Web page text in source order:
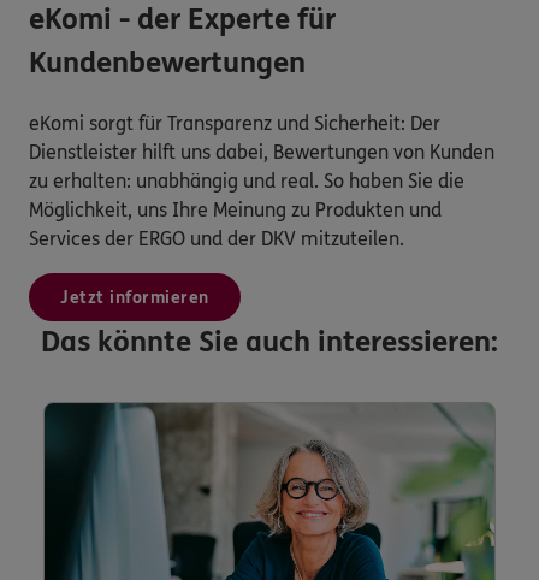
eKomi - der Experte für
Kundenbewertungen
eKomi sorgt für Transparenz und Sicherheit: Der
Dienstleister hilft uns dabei, Bewertungen von Kunden
zu erhalten: unabhängig und real. So haben Sie die
Möglichkeit, uns Ihre Meinung zu Produkten und
Services der ERGO und der DKV mitzuteilen.
Jetzt informieren
Das könnte Sie auch interessieren: